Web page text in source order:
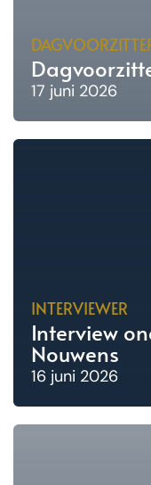
17 juni 2026
INTERVIEWER
Interview
Nouwens
16 juni 2026